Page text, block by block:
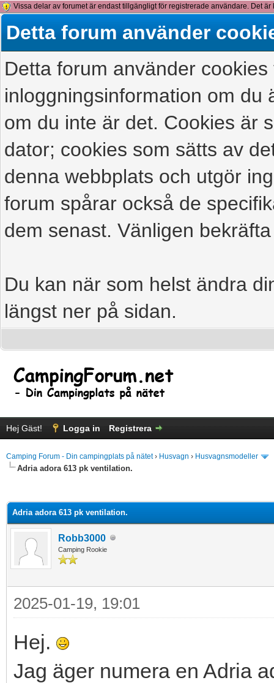
Vissa delar av forumet är endast tillgängligt för registrerade användare. Det
detta meddelande.
Detta forum använder
Detta forum använder
inloggningsinformation om du
om du inte är det. Cookies är
dator; cookies som sätts av
denna webbplats och utgör
forum spårar också de
dem senast. Vänligen
Du kan när som helst ändra
längst ner på sidan.
Hej Gäst! Logga in Registrera
Camping Forum - Din campingplats på nätet› Husvagn › Husvagnsmodeller
Adria adora 613 pk ventilation.
Adria adora 613 pk ventilation.
Robb3000
Camping Rookie
2025-01-19, 19:01
Hej.
Jag äger numera en Adria